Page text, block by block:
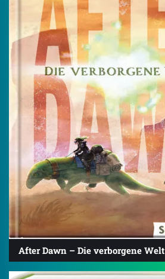
After Dawn – Die verborgene Welt